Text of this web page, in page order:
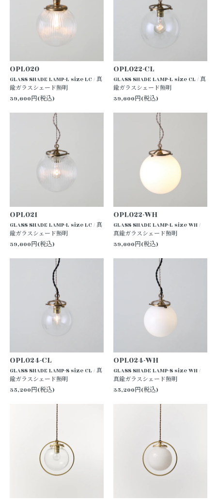
OPL020
GLASS SHADE LAMP-L size LC / 真
鍮ガラスシェード照明
39,600円(税込)
OPL022-CL
GLASS SHADE LAMP-L size CL / 真
鍮ガラスシェード照明
39,600円(税込)
OPL021
GLASS SHADE LAMP-L size LC / 真
鍮ガラスシェード照明
39,600円(税込)
OPL022-WH
GLASS SHADE LAMP-L size WH /
真鍮ガラスシェード照明
39,600円(税込)
OPL024-CL
GLASS SHADE LAMP-S size CL / 真
鍮ガラスシェード照明
35,200円(税込)
OPL024-WH
GLASS SHADE LAMP-S size WH /
真鍮ガラスシェード照明
35,200円(税込)